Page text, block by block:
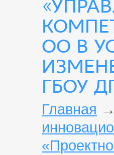
ОО В
ГБОУ
Главная